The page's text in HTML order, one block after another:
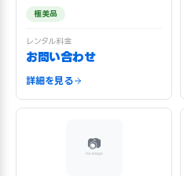
極美品
レンタル料金
お問い合わせ
詳細を見る